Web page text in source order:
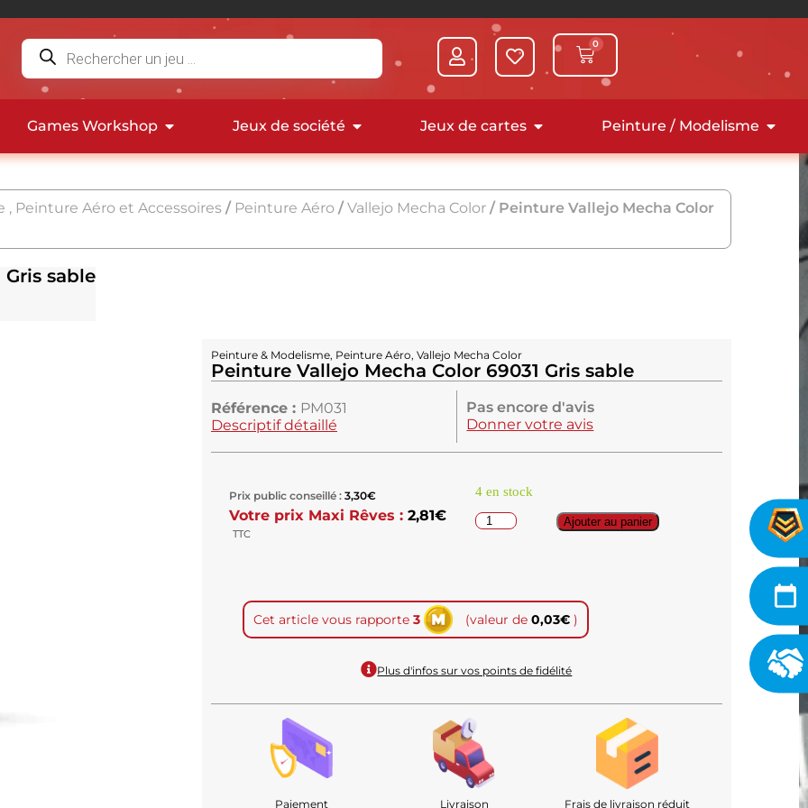
0
Games Workshop Jeux de société Jeux de cartes Peinture / Modelisme
, Peinture Aéro et Accessoires / Peinture Aéro /Vallejo Mecha Color / Peinture Vallejo Mecha Color
sable
Peinture & Modelisme, Peinture Aéro, Vallejo Mecha Color
Peinture Vallejo Mecha Color 69031 Gris sable
Référence : PM031
Descriptif détaillé
Pas encore d'avis
Donner votre avis
Prix public conseillé : 3,30€
Votre prix Maxi Rêves : 2,81€
TTC
4 en stock
Ajouter au panier
Cet article vous rapporte 3 (valeur de 0,03€ )
Plus d'infos sur vos points de fidélité
Paiement Livraison Frais de livraison réduit